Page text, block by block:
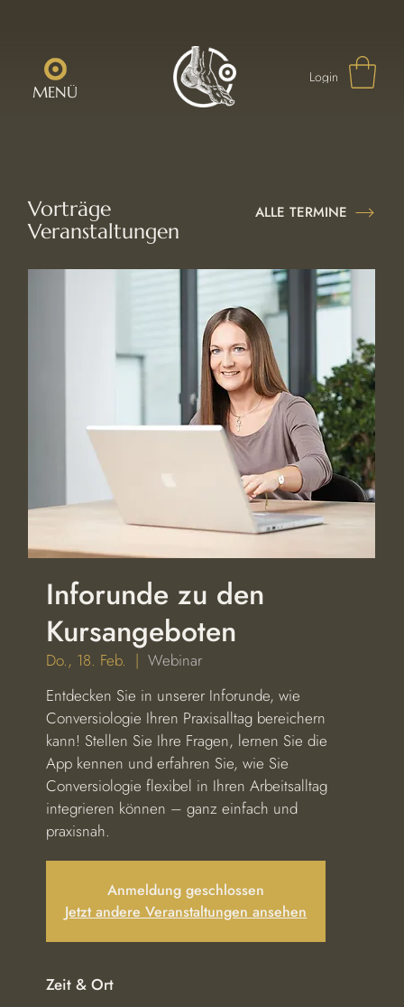
MENÜ
Login
Inforunde zu den
Kursangeboten
Do., 18. Feb.
  |
Webinar
Entdecken Sie in unserer Inforunde, wie
Conversiologie Ihren Praxisalltag bereichern
kann! Stellen Sie Ihre Fragen, lernen Sie die
App kennen und erfahren Sie, wie Sie
Conversiologie flexibel in Ihren Arbeitsalltag
integrieren können – ganz einfach und
praxisnah.
Anmeldung geschlossen
Jetzt andere Veranstaltungen ansehen
Zeit & Ort
Vorträge
Veranstaltungen
ALLE TERMINE